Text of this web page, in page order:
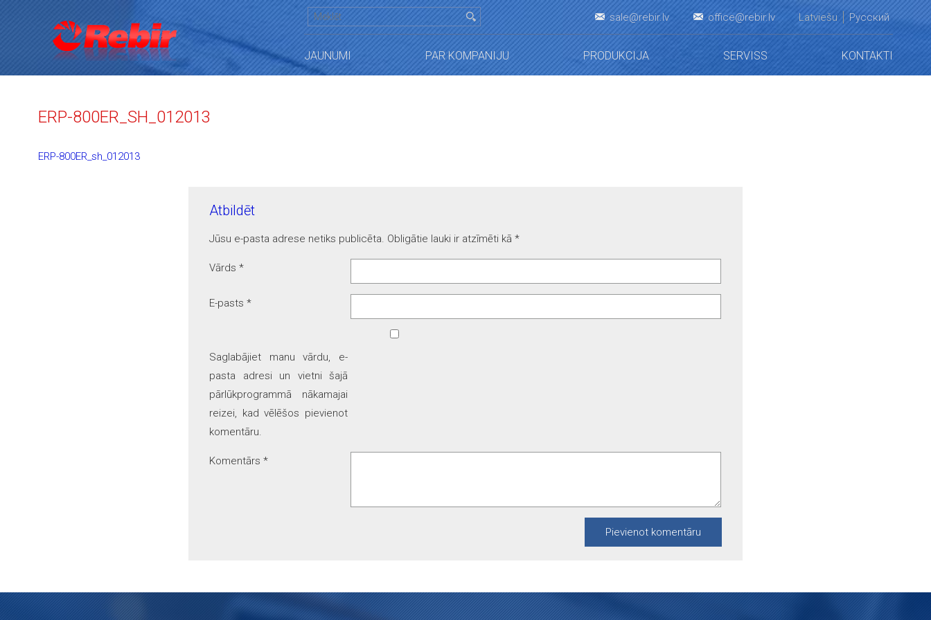
sale@rebir.lv office@rebir.lv Latviešu Русский
JAUNUMI PAR KOMPANIJU PRODUKCIJA SERVISS KONTAKTI
ERP-800ER_SH_012013
ERP-800ER_sh_012013
Atbildēt
Jūsu e-pasta adrese netiks publicēta. Obligātie lauki ir atzīmēti kā *
Vārds *
E-pasts *
Saglabājiet manu vārdu, e-
pasta adresi un vietni šajā
pārlūkprogrammā nākamajai
reizei, kad vēlēšos pievienot
komentāru.
Komentārs *